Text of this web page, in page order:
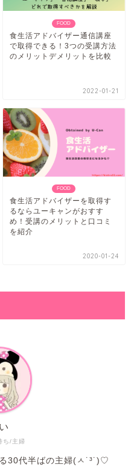
FOOD
食生活アドバイザー通信講座
で取得できる！3つの受講方法
のメリットデメリットを比較
2022-01-21
FOOD
食生活アドバイザーを取得す
るならユーキャンがおすす
め！受講のメリットと口コミ
を紹介
2020-01-24
ち/主婦
30代半ばの主婦(ㅅ˙³˙)♡